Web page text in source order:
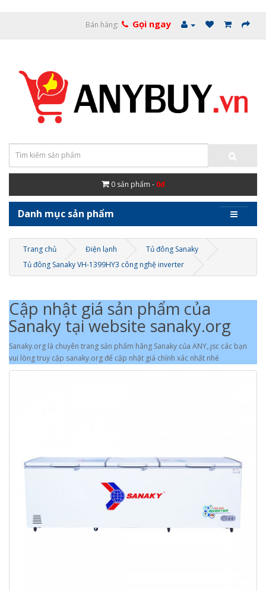
Bán hàng: Gọi ngay
0 sản phẩm - 0đ
Danh mục sản phẩm
Trang chủ Điện lạnh
Tủ đông Sanaky
Tủ đông Sanaky VH-1399HY3 công nghệ inverter
Cập nhật giá sản phẩm của
Sanaky tại website sanaky.org
Sanaky.org là chuyên trang sản phẩm hãng Sanaky của ANY,.jsc các bạn
vui lòng truy cập sanaky.org để cập nhật giá chính xác nhất nhé